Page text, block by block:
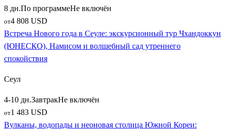
Живописный уездГапён
романтическим островом Намисом, где снимались
культовые корейские дорамы, и изящным Садом
утренней свежести;
Озерный город
Азиатский транзит: комбинированные маршруты
через Китай
8 дн.По программеНе включён
от4 808 USD
Встреча Нового года в Сеуле: экскурсионный тур Чхандоккун
(ЮНЕСКО), Намисом и волшебный сад утреннего
спокойствия
Сеул
4-10 дн.ЗавтракНе включён
от1 483 USD
Вулканы, водопады и неоновая столица Южной Кореи: